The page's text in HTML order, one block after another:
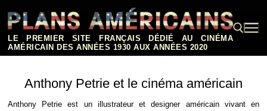
contenu
LE PREMIER SITE FRANÇAIS DÉDIÉ AU CINÉMA
AMÉRICAIN DES ANNÉES 1930 AUX ANNÉES 2020
Rechercher :
Anthony Petrie et le cinéma américain
Anthony Petrie est un illustrateur et designer américain vivant en